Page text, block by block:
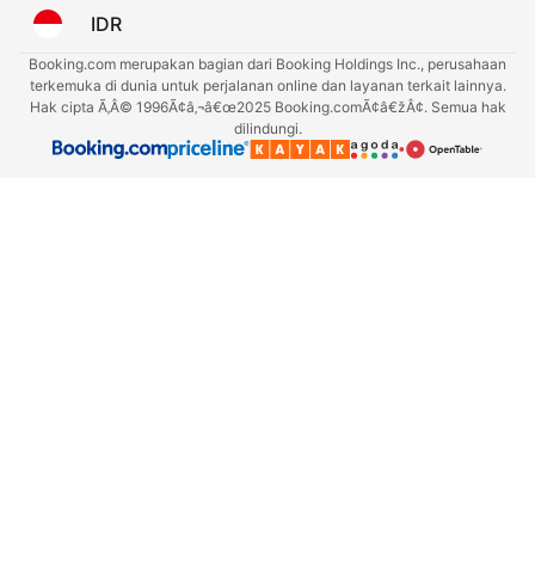
IDR
Booking.com merupakan bagian dari Booking Holdings Inc., perusahaan
terkemuka di dunia untuk perjalanan online dan layanan terkait lainnya.
Hak cipta Ã‚Â© 1996Ã¢â‚¬â€œ2025 Booking.comÃ¢â€žÂ¢. Semua hak
dilindungi.